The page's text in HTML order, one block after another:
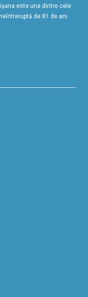
este una dintre cele
de 81 de ani.